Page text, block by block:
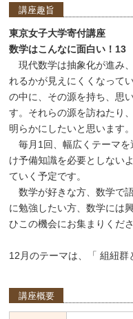
講座趣旨
東京女子大学寄付講座
数学はこんなに面白い！13
現代数学は抽象化が進み
れるかが見えにくくなって
の中に、その源を持ち、思
す。それらの源を訪ねたり
明らかにしたいと思います。
毎月1回、幅広くテーマを
け予備知識を必要としない
ていく予定です。
数学が好きな方、数学で
に勉強したい方、数学には
ひこの機会にお集まりくださ
12月のテーマは、「 組紐群
講座概要